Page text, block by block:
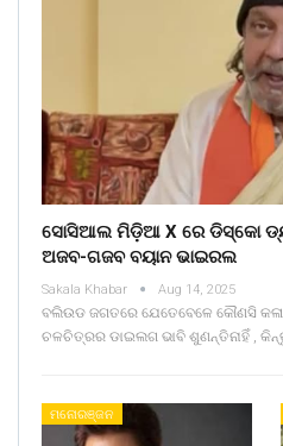
ସୋସିଆଲ ମିଡ଼ିଆ X ରେ ଡିସ୍କୋ
ଅଜବ-ଗଜବ ବୟାନ ଭାଇରଲ
Sakala Khabar Aug 14, 2025
ବଲିଉଡ ଜଗତରେ ଯେତେବେଳେ କୌଣସି
ଚଳଚିତ୍ରର ଡାଇଲଗ ଭାବି ଶୁଣନ୍ତିନାହିଁ , କିନ୍ତୁ
ମନୋରଞ୍ଜନ